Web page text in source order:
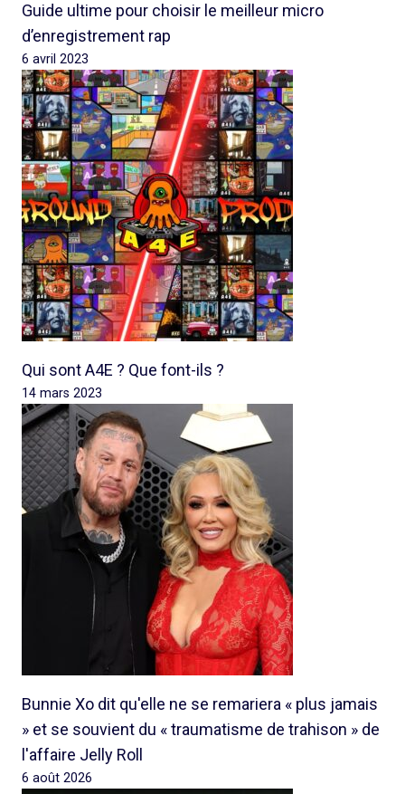
Guide ultime pour choisir le meilleur micro
d’enregistrement rap
6 avril 2023
Qui sont A4E ? Que font-ils ?
14 mars 2023
Bunnie Xo dit qu'elle ne se remariera « plus jamais
» et se souvient du « traumatisme de trahison » de
l'affaire Jelly Roll
6 août 2026